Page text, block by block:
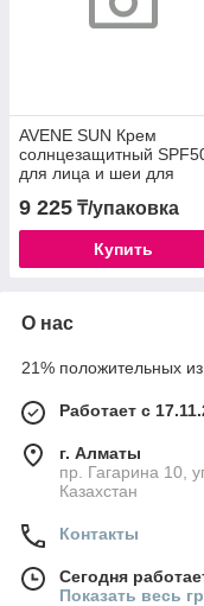
AVENE SUN Крем
солнцезащитный
для лица и шеи для
комбинированной,
кожи 50мл
9 225 ₸/упаковка
Купить
О нас
21% положительных
Работает с
г. Алматы
пр. Гагарина 10,
Казахстан
Контакты
Сегодня
Показать весь